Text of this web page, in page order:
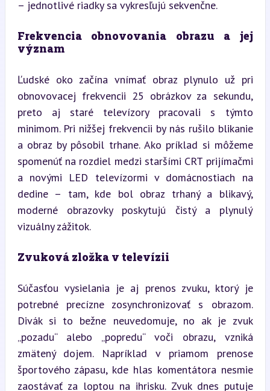
– jednotlivé riadky sa vykresľujú sekvenčne.
Frekvencia obnovovania obrazu a jej
význam
Ľudské oko začína vnímať obraz plynulo už pri
obnovovacej frekvencii 25 obrázkov za sekundu,
preto aj staré televízory pracovali s týmto
minimom. Pri nižšej frekvencii by nás rušilo blikanie
a obraz by pôsobil trhane. Ako príklad si môžeme
spomenúť na rozdiel medzi staršími CRT prijímačmi
a novými LED televízormi v domácnostiach na
dedine – tam, kde bol obraz trhaný a blikavý,
moderné obrazovky poskytujú čistý a plynulý
vizuálny zážitok.
Zvuková zložka v televízii
Súčasťou vysielania je aj prenos zvuku, ktorý je
potrebné precízne zosynchronizovať s obrazom.
Divák si to bežne neuvedomuje, no ak je zvuk
„pozadu“ alebo „popredu“ voči obrazu, vzniká
zmätený dojem. Napríklad v priamom prenose
športového zápasu, kde hlas komentátora nesmie
zaostávať za loptou na ihrisku. Zvuk dnes putuje